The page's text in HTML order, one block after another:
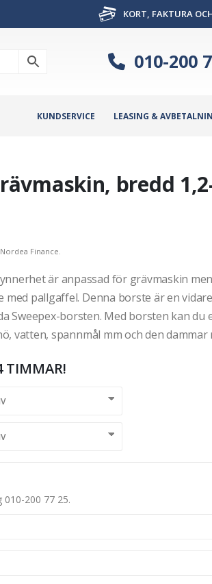
KORT, FAKTURA
010-200
KUNDSERVICE LEASING &
bredd
Finance.
är anpassad för grävmaskin
pallgaffel. Denna borste är en
Sweepex-borsten. Med borsten kan du
vatten, spannmål mm och den dammar
TIMMAR!
010-200 77 25.